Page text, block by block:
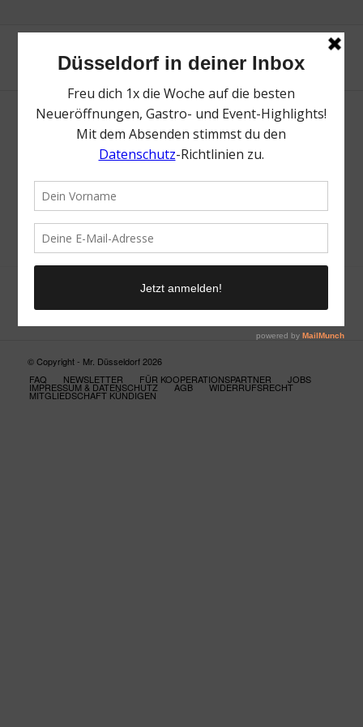
Neue Suche
Suchergebnis nicht zufriedenstellend? Versuche es mal mit
einem Wortteil oder einer anderen Schreibweise.
© Copyright - Mr. Düsseldorf 2026
FAQ
NEWSLETTER FÜR KOOPERATIONSPARTNER JOBS
IMPRESSUM & DATENSCHUTZ AGB WIDERRUFSRECHT
MITGLIEDSCHAFT KÜNDIGEN